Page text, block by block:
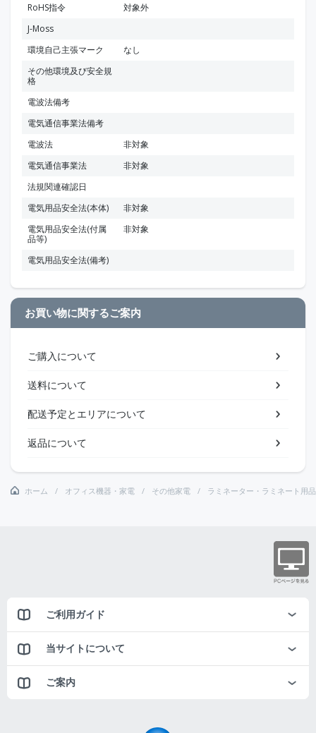
RoHS指令
対象外
J-Moss
環境自己主張マーク
なし
その他環境及び安全規
格
電波法備考
電気通信事業法備考
電波法
非対象
電気通信事業法
非対象
法規関連確認日
電気用品安全法(本体)
非対象
電気用品安全法(付属
品等)
非対象
電気用品安全法(備考)
お買い物に関するご案内
ご購入について
送料について
配送予定とエリアについて
返品について
ホーム オフィス機器・家電 その他家電 ラミネーター・ラミネート用品
ご利用ガイド
当サイトについて
ご案内